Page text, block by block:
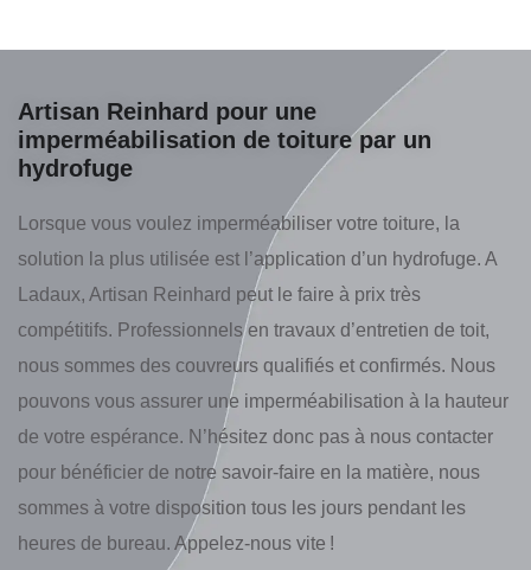
Artisan Reinhard pour une
imperméabilisation de toiture par un
hydrofuge
Lorsque vous voulez imperméabiliser votre toiture, la
solution la plus utilisée est l’application d’un hydrofuge. A
Ladaux, Artisan Reinhard peut le faire à prix très
compétitifs. Professionnels en travaux d’entretien de toit,
nous sommes des couvreurs qualifiés et confirmés. Nous
pouvons vous assurer une imperméabilisation à la hauteur
de votre espérance. N’hésitez donc pas à nous contacter
pour bénéficier de notre savoir-faire en la matière, nous
sommes à votre disposition tous les jours pendant les
heures de bureau. Appelez-nous vite !